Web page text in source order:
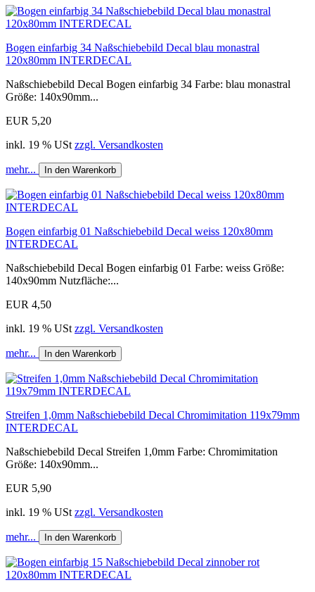
Bogen einfarbig 34 Naßschiebebild Decal blau monastral
120x80mm INTERDECAL
Naßschiebebild Decal Bogen einfarbig 34 Farbe: blau monastral
Größe: 140x90mm...
EUR 5,20
inkl. 19 % USt zzgl. Versandkosten
mehr... In den Warenkorb
Bogen einfarbig 01 Naßschiebebild Decal weiss 120x80mm
INTERDECAL
Naßschiebebild Decal Bogen einfarbig 01 Farbe: weiss Größe:
140x90mm Nutzfläche:...
EUR 4,50
inkl. 19 % USt zzgl. Versandkosten
mehr... In den Warenkorb
Streifen 1,0mm Naßschiebebild Decal Chromimitation 119x79mm
INTERDECAL
Naßschiebebild Decal Streifen 1,0mm Farbe: Chromimitation
Größe: 140x90mm...
EUR 5,90
inkl. 19 % USt zzgl. Versandkosten
mehr... In den Warenkorb